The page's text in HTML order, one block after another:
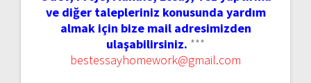
ve diğer talepleriniz konusunda yardım
almak için bize mail adresimizden
ulaşabilirsiniz. ***
bestessayhomework@gmail.com